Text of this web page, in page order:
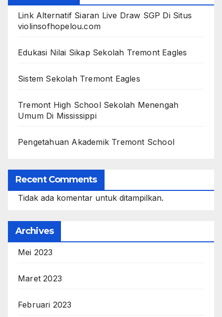
Link Alternatif Siaran Live Draw SGP Di Situs
violinsofhopelou.com
Edukasi Nilai Sikap Sekolah Tremont Eagles
Sistem Sekolah Tremont Eagles
Tremont High School Sekolah Menengah
Umum Di Mississippi
Pengetahuan Akademik Tremont School
Recent Comments
Tidak ada komentar untuk ditampilkan.
Archives
Mei 2023
Maret 2023
Februari 2023